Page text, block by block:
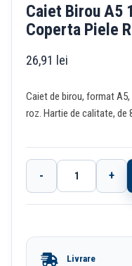
Caiet Birou A5
Coperta Piele
26,91 lei
Caiet de birou, format
roz. Hartie de calitate, de
Cantitate
Caiet
- +
Livrare